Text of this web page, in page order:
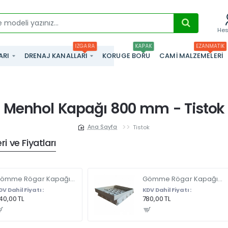
DRENAJ KANALLARI
IZGARA
KORUGE BORU
KAPAK
CAMI MALZEMELERI
EZANMATIK
Menhol Kapağı 800 mm - Tistok
Tistok
ve Fiyatları
Gömme Rögar Kapağı - Seramik - Fayans Ve Mermer Zeminlerde - Gizli Çerçeve Kapak 35 X 35 - ÇİFT KULPLU
Dahil Fiyatı :
TL
Gömme Rögar Kapağı - Seramik - Fayans Ve Mermer Zeminlerde Gizli Çerçeve Kapak 55 x 55 - ÇİFT KULPLU
KDV Dahil Fiyatı :
780,00 TL